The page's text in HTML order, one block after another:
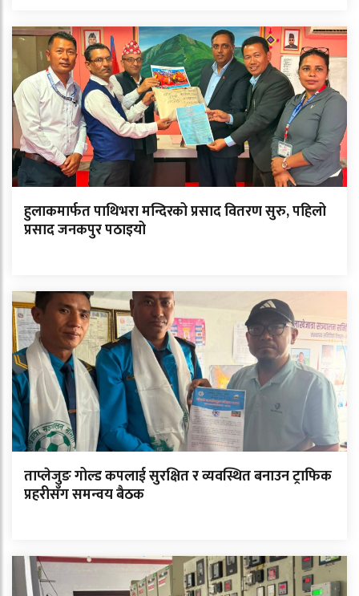
हुलाकमार्फत पाथिभरा मन्दिरको प्रसाद वितरण सुरु, पहिलो
प्रसाद जनकपुर पठाइयो
ताप्लेजुङ गोल्ड कपलाई सुरक्षित र व्यवस्थित बनाउन ट्राफिक
प्रहरीसँग समन्वय बैठक